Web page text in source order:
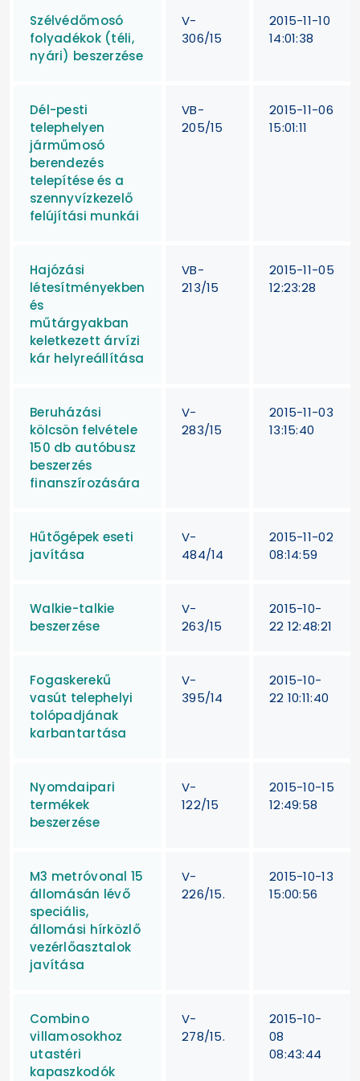
Szélvédőmosó
folyadékok (téli,
nyári) beszerzése
V-
306/15
2015-11-10
14:01:38
Dél-pesti
telephelyen
járműmosó
berendezés
telepítése és a
szennyvízkezelő
felújítási munkái
VB-
205/15
2015-11-06
15:01:11
Hajózási
létesítményekben
és
műtárgyakban
keletkezett árvízi
kár helyreállítása
VB-
213/15
2015-11-05
12:23:28
Beruházási
kölcsön felvétele
150 db autóbusz
beszerzés
finanszírozására
V-
283/15
2015-11-03
13:15:40
Hűtőgépek eseti
javítása
V-
484/14
2015-11-02
08:14:59
Walkie-talkie
beszerzése
V-
263/15
2015-10-
22 12:48:21
Fogaskerekű
vasút telephelyi
tolópadjának
karbantartása
V-
395/14
2015-10-
22 10:11:40
Nyomdaipari
termékek
beszerzése
V-
122/15
2015-10-15
12:49:58
M3 metróvonal 15
állomásán lévő
speciális,
állomási hírközlő
vezérlőasztalok
javítása
V-
226/15.
2015-10-13
15:00:56
Combino
villamosokhoz
utastéri
kapaszkodók
V-
278/15.
2015-10-
08
08:43:44